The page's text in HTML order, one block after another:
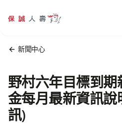
新聞中心
野村六年目標到
金每月最新資訊
訊)